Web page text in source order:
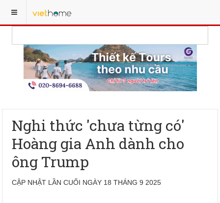
Nghi thức 'chưa từng có'
Hoàng gia Anh dành cho
ông Trump
CẬP NHẬT LẦN CUỐI NGÀY 18 THÁNG 9 2025